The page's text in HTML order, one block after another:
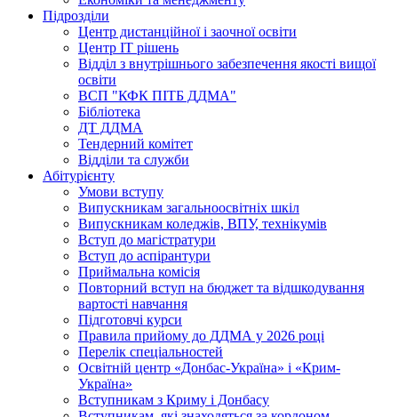
Підрозділи
Центр дистанційної і заочної освіти
Центр ІТ рішень
Відділ з внутрішнього забезпечення якості вищої
освіти
ВСП "КФК ПІТБ ДДМА"
Бібліотека
ДТ ДДМА
Тендерний комітет
Відділи та служби
Абітурієнту
Умови вступу
Випускникам загальноосвітніх шкіл
Випускникам коледжів, ВПУ, технікумів
Вступ до магістратури
Вступ до аспірантури
Приймальна комісія
Повторний вступ на бюджет та відшкодування
вартості навчання
Підготовчі курси
Правила прийому до ДДМА у 2026 році
Перелік спеціальностей
Освітній центр «Донбас-Україна» і «Крим-
Україна»
Вступникам з Криму і Донбасу